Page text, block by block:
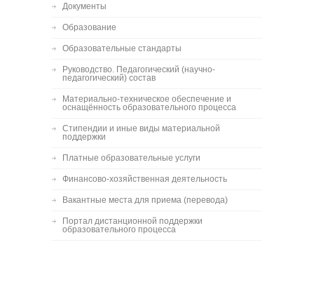
Документы
Образование
Образовательные стандарты
Руководство. Педагогический (научно-
педагогический) состав
Материально-техническое обеспечение и
оснащённость образовательного процесса
Стипендии и иные виды материальной
поддержки
Платные образовательные услуги
Финансово-хозяйственная деятельность
Вакантные места для приема (перевода)
Портал дистанционной поддержки
образовательного процесса